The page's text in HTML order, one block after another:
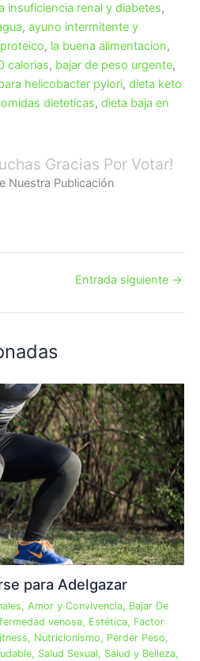
insuficiencia renal y diabetes,
, ayuno intermitente y
, la buena alimentacion,
calorias, bajar de peso urgente,
helicobacter pylori, dieta keto
dieteticas, dieta baja en
Gracias Por Votar!
Nuestra Publicación
Entrada siguiente →
para Adelgazar
, Amor y Convivencia, Bajar De
venosa, Estética, Factor
, Nutricionismo, Perder Peso,
, Salud Sexual, Salud y Belleza,